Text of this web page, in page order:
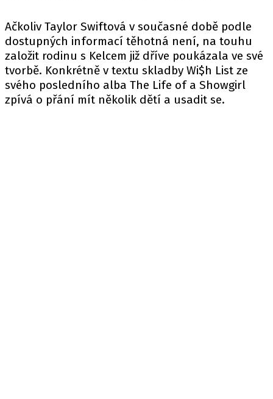
Ačkoliv Taylor Swiftová v současné době podle
dostupných informací těhotná není, na touhu
založit rodinu s Kelcem již dříve poukázala ve své
tvorbě. Konkrétně v textu skladby Wi$h List ze
svého posledního alba The Life of a Showgirl
zpívá o přání mít několik dětí a usadit se.